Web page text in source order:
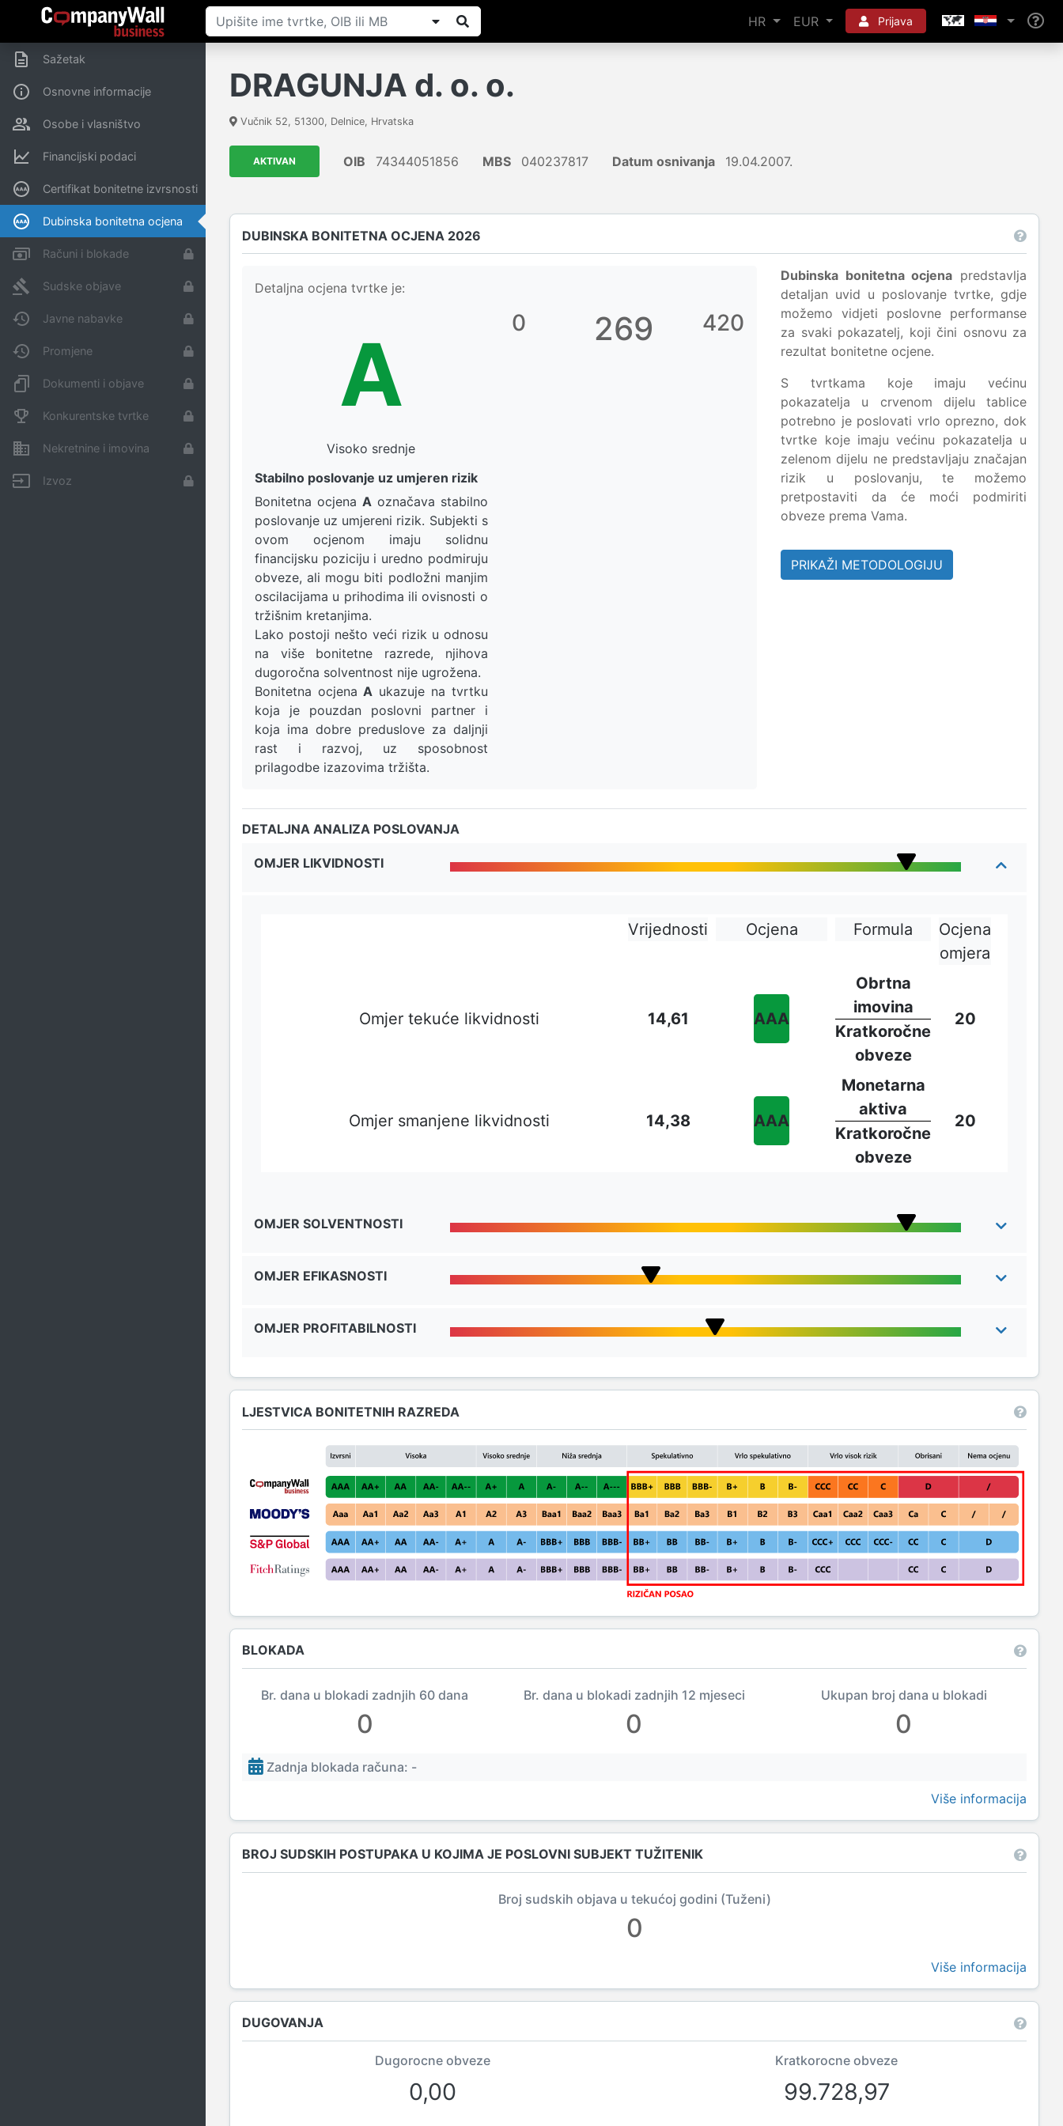
HR EUR Prijava
Sažetak
Osnovne informacije
Osobe i vlasništvo
Financijski podaci
Certifikat bonitetne izvrsnosti
Dubinska bonitetna ocjena
Računi i blokade
Sudske objave
Javne nabavke
Promjene
Dokumenti i objave
Konkurentske tvrtke
Nekretnine i imovina
Izvoz
DRAGUNJA d. o. o.
Vučnik 52, 51300, Delnice, Hrvatska
AKTIVAN OIB 74344051856 MBS 040237817 Datum osnivanja 19.04.2007.
DUBINSKA BONITETNA OCJENA 2026
Detaljna ocjena tvrtke je:
A
Visoko srednje
Stabilno poslovanje uz umjeren rizik
Bonitetna ocjenaA označava stabilno
poslovanje uz umjereni rizik. Subjekti s
ovom ocjenom imaju solidnu
financijsku poziciju i uredno podmiruju
obveze, ali mogu biti podložni manjim
oscilacijama u prihodima ili ovisnosti o
tržišnim kretanjima.
Lako postoji nešto veći rizik u odnosu
na više bonitetne razrede, njihova
dugoročna solventnost nije ugrožena.
Bonitetna ocjenaA ukazuje na tvrtku
koja je pouzdan poslovni partner i
koja ima dobre preduslove za daljnji
rast i razvoj, uz sposobnost
prilagodbe izazovima tržišta.
0 269 420
Dubinska bonitetna ocjena predstavlja
detaljan uvid u poslovanje tvrtke, gdje
možemo vidjeti poslovne performanse
za svaki pokazatelj, koji čini osnovu za
rezultat bonitetne ocjene.
S tvrtkama koje imaju većinu
pokazatelja u crvenom dijelu tablice
potrebno je poslovati vrlo oprezno, dok
tvrtke koje imaju većinu pokazatelja u
zelenom dijelu ne predstavljaju značajan
rizik u poslovanju, te možemo
pretpostaviti da će moći podmiriti
obveze prema Vama.
PRIKAŽI METODOLOGIJU
DETALJNA ANALIZA POSLOVANJA
OMJER LIKVIDNOSTI
Vrijednosti Ocjena Formula
Ocjena
omjera
Omjer tekuće likvidnosti 14,61 AAA
Obrtna
imovina
Kratkoročne
obveze
20
Omjer smanjene likvidnosti 14,38 AAA
Monetarna
aktiva
Kratkoročne
obveze
20
OMJER SOLVENTNOSTI
OMJER EFIKASNOSTI
OMJER PROFITABILNOSTI
LJESTVICA BONITETNIH RAZREDA
BLOKADA
Br. dana u blokadi zadnjih 60 dana
0
Br. dana u blokadi zadnjih 12 mjeseci
0
Ukupan broj dana u blokadi
0
Zadnja blokada računa: -
Više informacija
BROJ SUDSKIH POSTUPAKA U KOJIMA JE POSLOVNI SUBJEKT TUŽITENIK
Broj sudskih objava u tekućoj godini (Tuženi)
0
Više informacija
DUGOVANJA
Dugorocne obveze
0,00
Kratkorocne obveze
99.728,97